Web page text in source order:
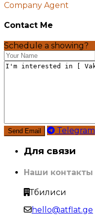
Company Agent
Contact Me
Schedule a showing?
Telegram
Для связи
Наши контакты
Тбилиси
hello@atflat.ge